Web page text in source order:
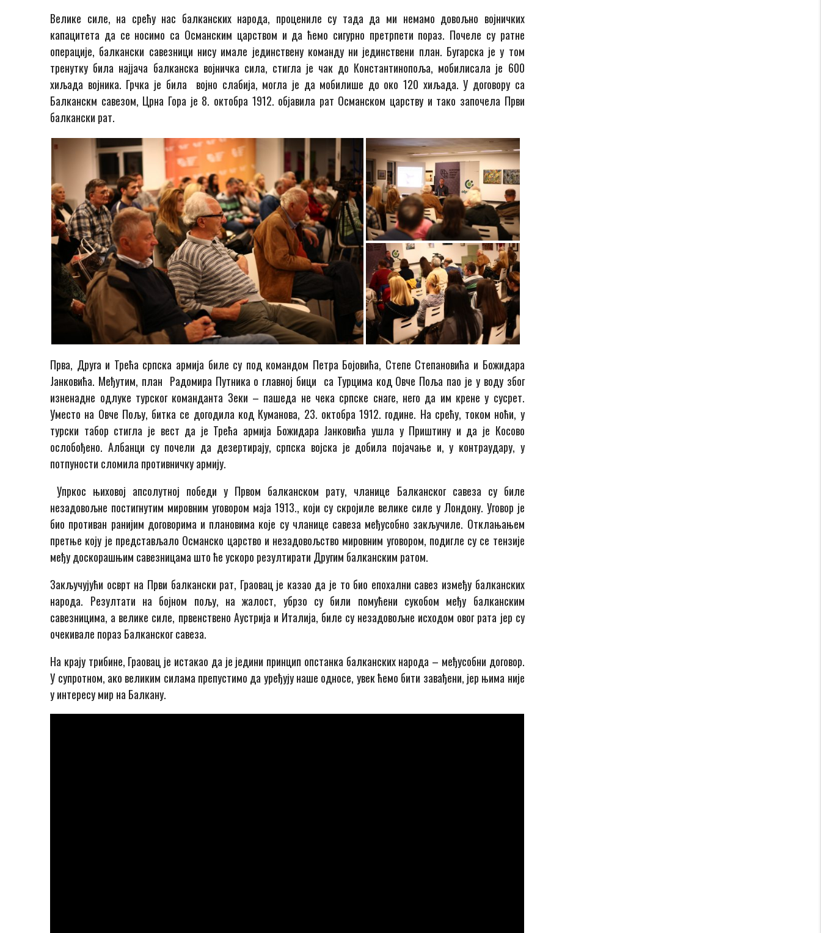
Велике силе, на срећу нас балканских народа, процениле су тада да ми немамо довољно војничких
капацитета да се носимо са Османским царством и да ћемо сигурно претрпети пораз. Почеле су ратне
операције, балкански савезници нису имале јединствену команду ни јединствени план. Бугарска је у том
тренутку била најјача балканска војничка сила, стигла је чак до Константинопоља, мобилисала је 600
хиљада војника. Грчка је била војно слабија, могла је да мобилише до око 120 хиљада. У договору са
Балканскм савезом, Црна Гора је 8. октобра 1912. објавила рат Османском царству и тако започела Први
балкански рат.
Прва, Друга и Трећа српска армија биле су под командом Петра Бојовића, Степе Степановића и Божидара
Јанковића. Међутим, план Радомира Путника о главној бици са Турцима код Овче Поља пао је у воду због
изненадне одлуке турског команданта Зеки – пашеда не чека српске снаге, него да им крене у сусрет.
Уместо на Овче Пољу, битка се догодила код Куманова, 23. октобра 1912. године. На срећу, током ноћи, у
турски табор стигла је вест да је Трећа армија Божидара Јанковића ушла у Приштину и да је Косово
ослобођено. Албанци су почели да дезертирају, српска војска је добила појачање и, у контраудару, у
потпуности сломила противничку армију.
Упркос њиховој апсолутној победи у Првом балканском рату, чланице Балканског савеза су биле
незадовољне постигнутим мировним уговором маја 1913., који су скројиле велике силе у Лондону. Уговор је
био противан ранијим договорима и плановима које су чланице савеза међусобно закључиле. Отклањањем
претње коју је представљало Османско царство и незадовољство мировним уговором, подигле су се тензије
међу доскорашњим савезницама што ће ускоро резултирати Другим балканским ратом.
Закључујући осврт на Први балкански рат, Граовац је казао да је то био епохални савез између балканских
народа. Резултати на бојном пољу, на жалост, убрзо су били помућени сукобом међу балканским
савезницима, а велике силе, првенствено Аустрија и Италија, биле су незадовољне исходом овог рата јер су
очекивале пораз Балканског савеза.
На крају трибине, Граовац је истакао да је једини принцип опстанка балканских народа – међусобни договор.
У супротном, ако великим силама препустимо да уређују наше односе, увек ћемо бити завађени, јер њима није
у интересу мир на Балкану.